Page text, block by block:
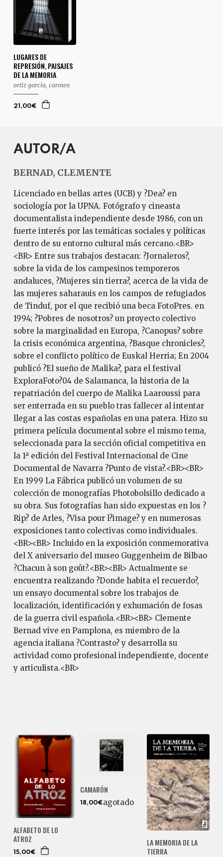
LUGARES DE
REPRESIÓN, PAISAJES
DE LA MEMORIA
ortiz garcía, carmen
21,00€
AUTOR/A
BERNAD, CLEMENTE
Licenciado en bellas artes (UCB) y ?Dea? en
sociología por la UPNA. Fotógrafo y cineasta
documentalista independiente desde 1986, con un
fuerte interés por las temáticas sociales y políticas
dentro de su entorno cultural más cercano.<BR>
<BR> Entre sus trabajos destacan: ?Jornaleros?,
sobre la vida de los campesinos temporeros
andaluces, ?Mujeres sin tierra?, acerca de la vida de
las mujeres saharauis en los campos de refugiados
de Tinduf, por el que recibió una beca FotoPres. en
1994; ?Pobres de nosotros? un proyecto colectivo
sobre la marginalidad en Europa, ?Canopus? sobre
la crisis económica argentina, ?Basque chronicles?,
sobre el conflicto político de Euskal Herria; En 2004
publicó ?El sueño de Malika?, para el festival
ExploraFoto?04 de Salamanca, la historia de la
repatriación del cuerpo de Malika Laaroussi para
ser enterrada en su pueblo tras fallecer al intentar
llegar a las costas españolas en una patera. Hizo su
primera película documental sobre el mismo tema,
seleccionada para la sección oficial competitiva en
la 1ª edición del Festival Internacional de Cine
Documental de Navarra ?Punto de vista?.<BR><BR>
En 1999 La Fábrica publicó un volumen de su
colección de monografías Photobolsillo dedicado a
su obra. Sus fotografías han sido expuestas en los ?
Rip? de Arles, ?Visa pour l?image? y en numerosas
exposiciones tanto colectivas como individuales.
<BR><BR> Incluido en la exposición conmemorativa
del X aniversario del museo Guggenheim de Bilbao
?Chacun à son goût?.<BR><BR> Actualmente se
encuentra realizando ?Donde habita el recuerdo?,
un ensayo documental sobre los trabajos de
localización, identificación y exhumación de fosas
de la guerra civil española.<BR><BR> Clemente
Bernad vive en Pamplona, es miembro de la
agencia italiana ?Contrasto? y desarrolla su
actividad como profesional independiente, docente
y articulista.<BR>
ALFABETO DE LO
ATROZ
15,00€
CAMARÓN
18,00€agotado
LA MEMORIA DE LA
TIERRA